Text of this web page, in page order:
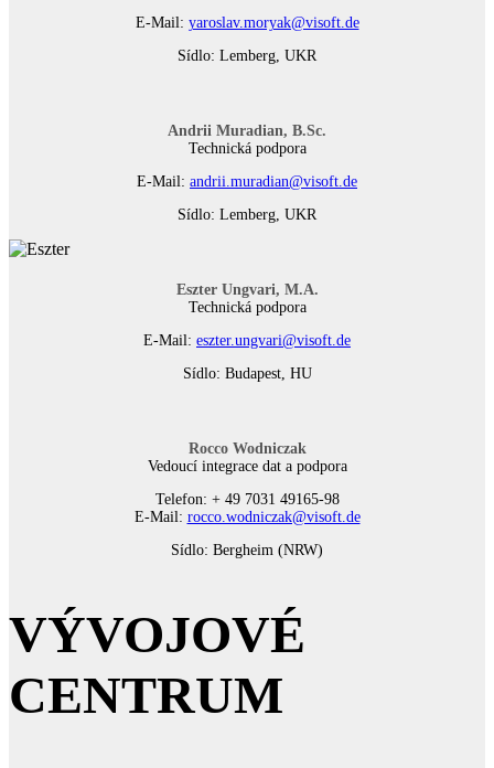
E-Mail: yaroslav.moryak@visoft.de
Sídlo: Lemberg, UKR
Andrii Muradian, B.Sc.
Technická podpora
E-Mail: andrii.muradian@visoft.de
Sídlo: Lemberg, UKR
Eszter Ungvari, M.A.
Technická podpora
E-Mail: eszter.ungvari@visoft.de
Sídlo: Budapest, HU
Rocco Wodniczak
Vedoucí integrace dat a podpora
Telefon: + 49 7031 49165-98
E-Mail: rocco.wodniczak@visoft.de
Sídlo: Bergheim (NRW)
VÝVOJOVÉ
CENTRUM